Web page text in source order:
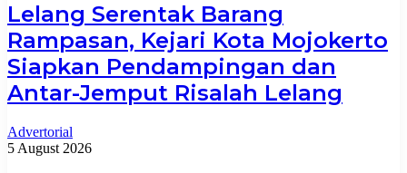
Lelang Serentak Barang
Rampasan, Kejari Kota Mojokerto
Siapkan Pendampingan dan
Antar-Jemput Risalah Lelang
Advertorial
5 August 2026